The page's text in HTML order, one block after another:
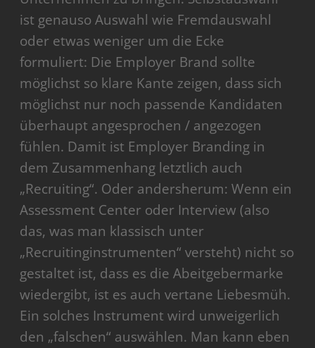
ist genauso Auswahl wie Fremdauswahl
oder etwas weniger um die Ecke
formuliert: Die Employer Brand sollte
möglichst so klare Kante zeigen, dass sich
möglichst nur noch passende Kandidaten
überhaupt angesprochen / angezogen
fühlen. Damit ist Employer Branding in
dem Zusammenhang letztlich auch
„Recruiting“. Oder andersherum: Wenn ein
Assessment Center oder Interview (also
das, was man klassisch unter
„Recruitinginstrumenten“ versteht) nicht so
gestaltet ist, dass es die Abeitgebermarke
wiedergibt, ist es auch vertane Liebesmüh.
Ein solches Instrument wird unweigerlich
den „falschen“ auswählen. Man kann eben